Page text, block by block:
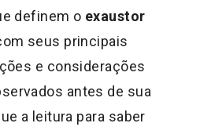
definem o exaustor
seus principais
e considerações
antes de sua
a leitura para saber